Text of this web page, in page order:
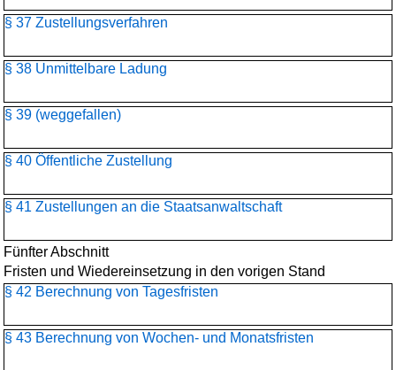
§ 37 Zustellungsverfahren
§ 38 Unmittelbare Ladung
§ 39 (weggefallen)
§ 40 Öffentliche Zustellung
§ 41 Zustellungen an die Staatsanwaltschaft
Fünfter Abschnitt
Fristen und Wiedereinsetzung in den vorigen Stand
§ 42 Berechnung von Tagesfristen
§ 43 Berechnung von Wochen- und Monatsfristen